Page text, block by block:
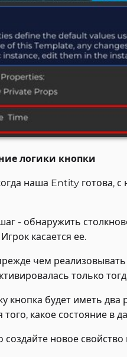
логики кнопки
наша Entity готова,
- обнаружить
касается ее.
чем
только
кнопка будет иметь два
того, какое состояние в
создайте новое свойство